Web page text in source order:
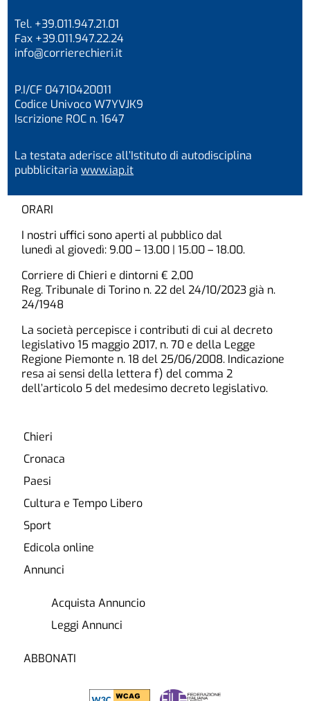
Tel. +39.011.947.21.01
Fax +39.011.947.22.24
info@corrierechieri.it
P.I/CF 04710420011
Codice Univoco W7YVJK9
Iscrizione ROC n. 1647
La testata aderisce all’Istituto di autodisciplina
pubblicitariawww.iap.it
ORARI
I nostri uffici sono aperti al pubblico dal
lunedì al giovedì: 9.00 – 13.00 | 15.00 – 18.00.
Corriere di Chieri e dintorni € 2,00
Reg. Tribunale di Torino n. 22 del 24/10/2023 già n.
24/1948
La società percepisce i contributi di cui al decreto
legislativo 15 maggio 2017, n. 70 e della Legge
Regione Piemonte n. 18 del 25/06/2008. Indicazione
resa ai sensi della lettera f) del comma 2
dell’articolo 5 del medesimo decreto legislativo.
Chieri
Cronaca
Paesi
Cultura e Tempo Libero
Sport
Edicola online
Annunci
Acquista Annuncio
Leggi Annunci
ABBONATI